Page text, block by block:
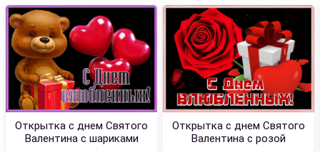
Открытка с днем Святого
Валентина с шариками
Открытка с днем Святого
Валентина с розой